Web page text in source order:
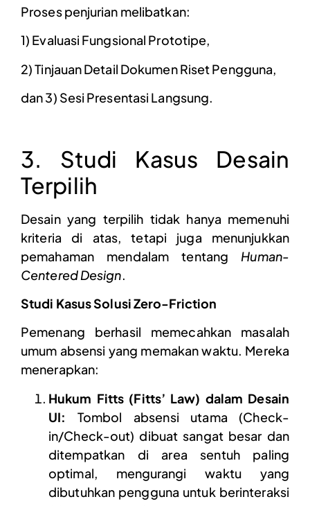
Proses penjurian melibatkan:
1) Evaluasi Fungsional Prototipe,
2) Tinjauan Detail Dokumen Riset Pengguna,
dan 3) Sesi Presentasi Langsung.
3. Studi Kasus Desain
Terpilih
Desain yang terpilih tidak hanya memenuhi
kriteria di atas, tetapi juga menunjukkan
pemahaman mendalam tentang Human-
Centered Design.
Studi Kasus Solusi Zero-Friction
Pemenang berhasil memecahkan masalah
umum absensi yang memakan waktu. Mereka
menerapkan:
Hukum Fitts (Fitts’ Law) dalam Desain
UI:
Tombol absensi utama (Check-
in/Check-out) dibuat sangat besar dan
ditempatkan di area sentuh paling
optimal, mengurangi waktu yang
dibutuhkan pengguna untuk berinteraksi